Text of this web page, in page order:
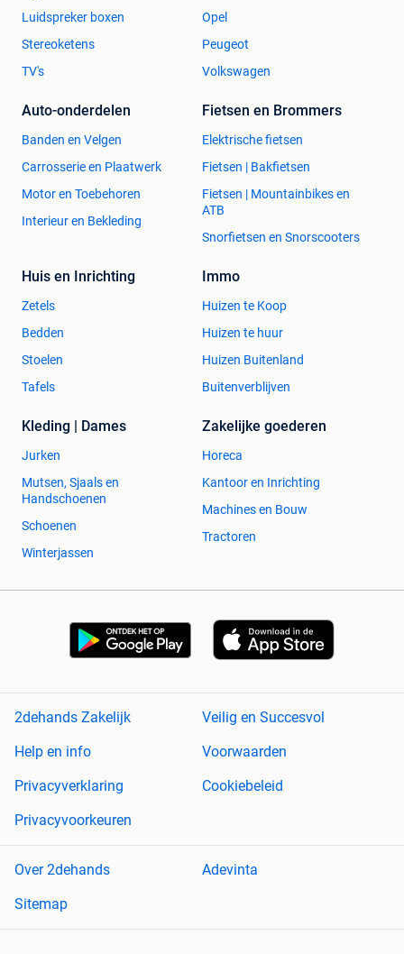
Luidspreker boxen
Stereoketens
TV's
Opel
Peugeot
Volkswagen
Auto-onderdelen
Banden en Velgen
Carrosserie en Plaatwerk
Motor en Toebehoren
Interieur en Bekleding
Fietsen en Brommers
Elektrische fietsen
Fietsen | Bakfietsen
Fietsen | Mountainbikes en
ATB
Snorfietsen en Snorscooters
Huis en Inrichting
Zetels
Bedden
Stoelen
Tafels
Immo
Huizen te Koop
Huizen te huur
Huizen Buitenland
Buitenverblijven
Kleding | Dames
Jurken
Mutsen, Sjaals en
Handschoenen
Schoenen
Winterjassen
Zakelijke goederen
Horeca
Kantoor en Inrichting
Machines en Bouw
Tractoren
2dehands Zakelijk
Veilig en Succesvol
Help en info
Voorwaarden
Privacyverklaring
Cookiebeleid
Privacyvoorkeuren
Over 2dehands
Adevinta
Sitemap